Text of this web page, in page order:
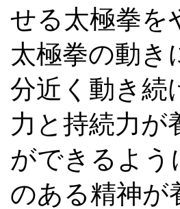
せる太極拳を
太極拳の動き
分近く動き続
力と持続力が
ができるよう
のある精神が